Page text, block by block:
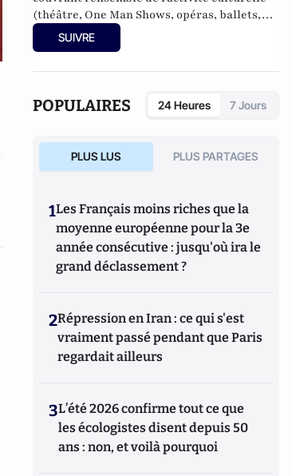
(théâtre, One Man Shows, opéras, ballets,
spectacles divers, cinéma, expos, livres,
etc.).
SUIVRE
POPULAIRES 24 Heures 7 Jours
PLUS LUS PLUS PARTAGES
1Les Français moins riches que la
moyenne européenne pour la 3e
année consécutive : jusqu'où ira le
grand déclassement ?
2Répression en Iran : ce qui s'est
vraiment passé pendant que Paris
regardait ailleurs
3L’été 2026 confirme tout ce que
les écologistes disent depuis 50
ans : non, et voilà pourquoi